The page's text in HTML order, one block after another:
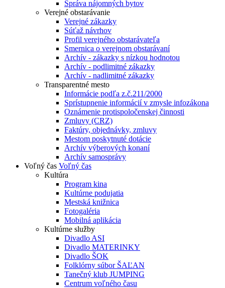
Správa nájomných bytov
Verejné obstarávanie
Verejné zákazky
Súťaž návrhov
Profil verejného obstarávateľa
Smernica o verejnom obstarávaní
Archív - zákazky s nízkou hodnotou
Archív - podlimitné zákazky
Archív - nadlimitné zákazky
Transparentné mesto
Informácie podľa z.č.211/2000
Sprístupnenie informácií v zmysle infozákona
Oznámenie protispoločenskej činnosti
Zmluvy (CRZ)
Faktúry, objednávky, zmluvy
Mestom poskytnuté dotácie
Archív výberových konaní
Archív samosprávy
Voľný čas Voľný čas
Kultúra
Program kina
Kultúrne podujatia
Mestská knižnica
Fotogaléria
Mobilná aplikácia
Kultúrne služby
Divadlo ASI
Divadlo MATERINKY
Divadlo ŠOK
Folklórny súbor ŠAĽAN
Tanečný klub JUMPING
Centrum voľného času